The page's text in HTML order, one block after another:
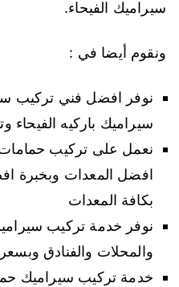
سيراميك الفيحاء.
ونقوم أيضا في :
نوفر افضل فني تركيب
سيراميك باركيه
نعمل على تركيب حمامات
افضل المعدات وبخبرة
بكافة المعدات
نوفر خدمة تركيب
والمحلات والفنادق
خدمة تركيب سيراميك